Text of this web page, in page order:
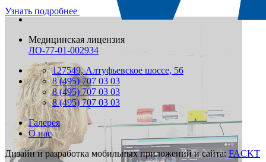
Узнать подробнее
Медицинская лицензия
ЛО-77-01-002934
127549, Алтуфьевское шоссе, 56
8 (495) 707 03 03
8 (495) 707 03 03
8 (495) 707 03 03
Галерея
О нас
Дизайн и разработка мобильных приложений и сайта: FACKT